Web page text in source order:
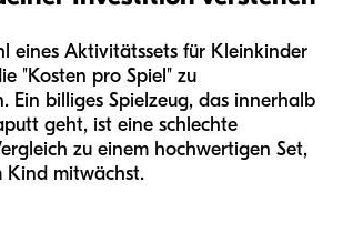
eines Aktivitätssets für Kleinkinder
"Kosten pro Spiel" zu
Ein billiges Spielzeug, das innerhalb
geht, ist eine schlechte
zu einem hochwertigen Set,
Kind mitwächst.